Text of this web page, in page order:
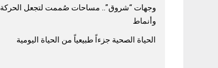
وجهات “شروق”.. مساحات صُممت لتجعل الحركة
وأنماط
الحياة الصحية جزءاً طبيعياً من الحياة اليومية